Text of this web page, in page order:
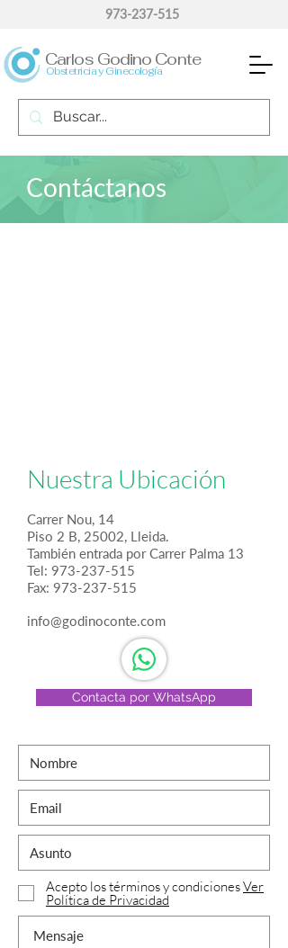
Obstetricia y Ginecología
Carlos Godino Conte
973-237-515
Contáctanos
Nuestra Ubicación
Carrer Nou, 14
Piso 2 B, 25002, Lleida.
También entrada por Carrer Palma 13
Tel: 973-237-515
Fax: 973-237-515
info@godinoconte.com
Contacta por WhatsApp
Acepto los términos y condicionesVer
Política de Privacidad